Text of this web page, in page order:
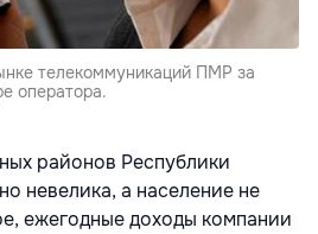
телекоммуникаций ПМР за
оператора.
районов Республики
невелика, а население не
ежегодные доходы компании